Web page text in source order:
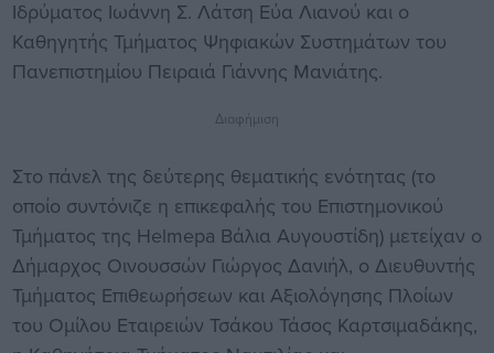
Ιδρύματος Ιωάννη Σ. Λάτση Εύα Λιανού και ο
Καθηγητής Τμήματος Ψηφιακών Συστημάτων του
Πανεπιστημίου Πειραιά Γιάννης Μανιάτης.
Διαφήμιση
Στο πάνελ της δεύτερης θεματικής ενότητας (το
οποίο συντόνιζε η επικεφαλής του Επιστημονικού
Τμήματος της Helmepa Βάλια Αυγουστίδη) μετείχαν ο
Δήμαρχος Οινουσσών Γιώργος Δανιήλ, ο Διευθυντής
Τμήματος Επιθεωρήσεων και Αξιολόγησης Πλοίων
του Ομίλου Εταιρειών Τσάκου Τάσος Καρτσιμαδάκης,